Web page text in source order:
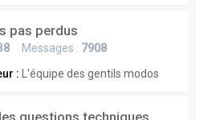
pas perdus
Messages : 7908
:
L'équipe des gentils modos